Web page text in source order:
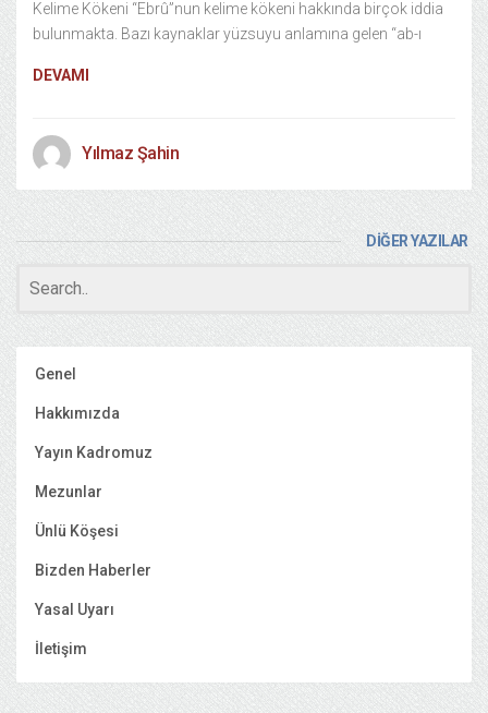
Kelime Kökeni “Ebrû”nun kelime kökeni hakkında birçok iddia
bulunmakta. Bazı kaynaklar yüzsuyu anlamına gelen “ab-ı
DEVAMI
Yılmaz Şahin
DİĞER YAZILAR
Genel
Hakkımızda
Yayın Kadromuz
Mezunlar
Ünlü Köşesi
Bizden Haberler
Yasal Uyarı
İletişim